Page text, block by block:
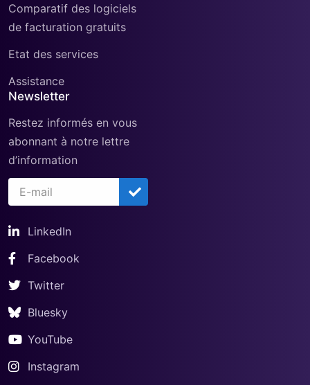
Comparatif des logiciels
de facturation gratuits
Etat des services
Assistance
Newsletter
Restez informés en vous
abonnant à notre lettre
d’information
LinkedIn
Facebook
Twitter
Bluesky
YouTube
Instagram